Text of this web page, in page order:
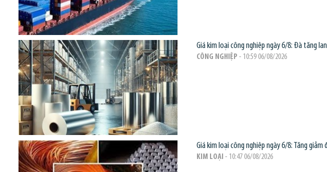
Giá kim loại công nghiệp ngày 6/8: Đà tăng
CÔNG NGHIỆP - 10:59 06/08/2026
Giá kim loại công nghiệp ngày 6/8: Tăng giảm
KIM LOẠI - 10:47 06/08/2026